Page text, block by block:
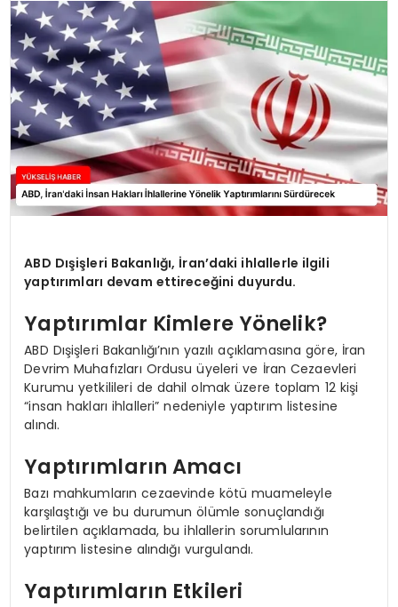
ABD Dışişleri Bakanlığı, İran’daki ihlallerle ilgili
yaptırımları devam ettireceğini duyurdu.
Yaptırımlar Kimlere Yönelik?
ABD Dışişleri Bakanlığı’nın yazılı açıklamasına göre, İran
Devrim Muhafızları Ordusu üyeleri ve İran Cezaevleri
Kurumu yetkilileri de dahil olmak üzere toplam 12 kişi
“insan hakları ihlalleri” nedeniyle yaptırım listesine
alındı.
Yaptırımların Amacı
Bazı mahkumların cezaevinde kötü muameleyle
karşılaştığı ve bu durumun ölümle sonuçlandığı
belirtilen açıklamada, bu ihlallerin sorumlularının
yaptırım listesine alındığı vurgulandı.
Yaptırımların Etkileri